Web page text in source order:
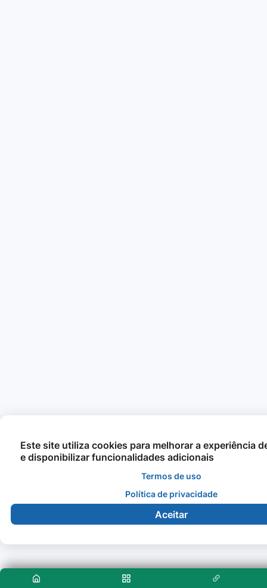
Este site utiliza cookies para melhorar a experiência
e disponibilizar funcionalidades adicionais
Termos de uso
Política de privacidade
Aceitar